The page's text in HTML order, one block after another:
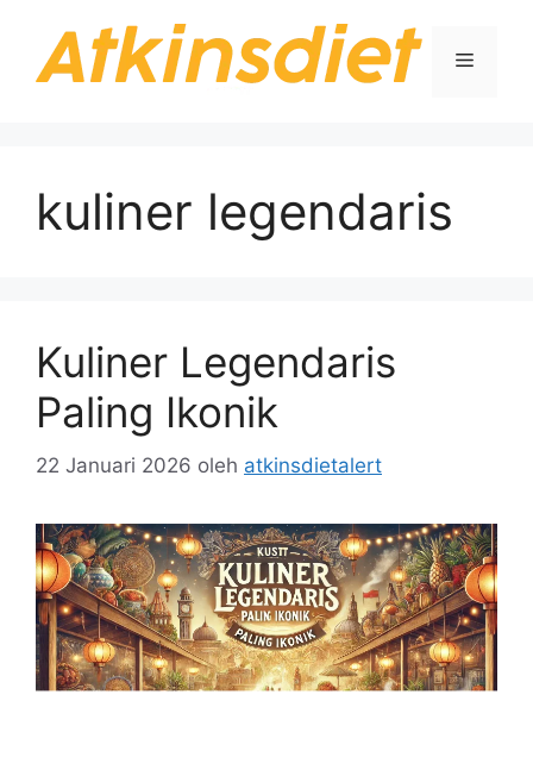
Menu
kuliner legendaris
Kuliner Legendaris
Paling Ikonik
22 Januari 2026 oleh atkinsdietalert